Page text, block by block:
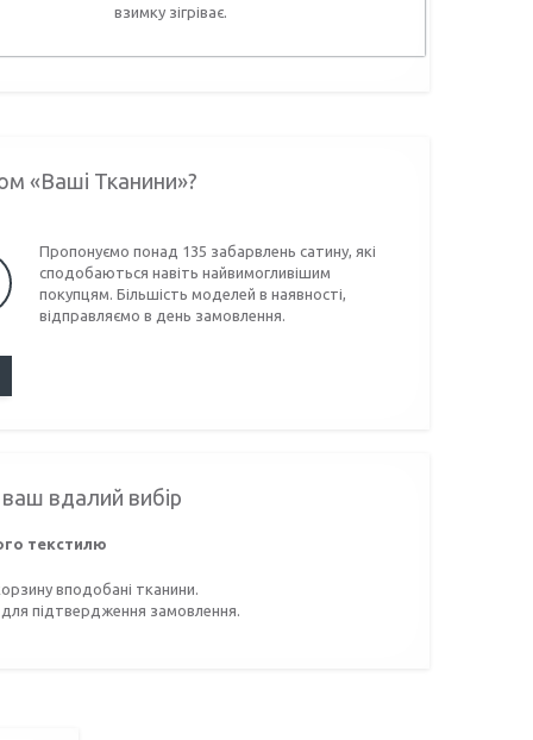
взимку зігріває.
«Ваші Тканини»?
Пропонуємо понад 135 забарвлень сатину, які
сподобаються навіть найвимогливішим
покупцям. Більшість моделей в наявності,
відправляємо в день замовлення.
вдалий вибір
текстилю
вподобані тканини.
підтвердження замовлення.